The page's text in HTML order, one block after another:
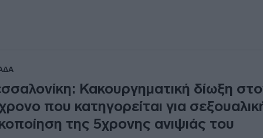
Κακουργηματική δίωξη
που κατηγορείται για
της 5χρονης ανιψιάς του